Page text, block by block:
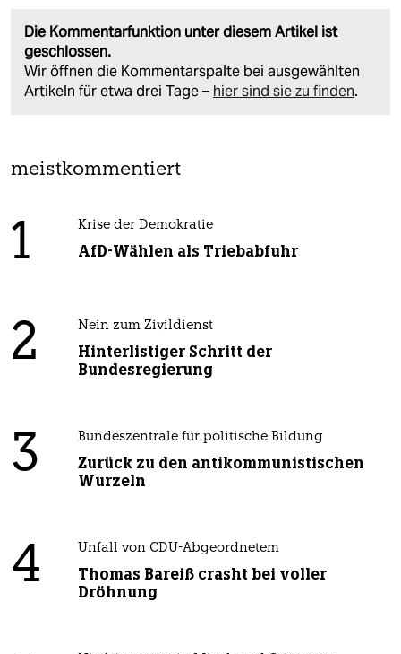
Die Kommentarfunktion unter diesem Artikel ist
geschlossen.
Wir öffnen die Kommentarspalte bei ausgewählten
Artikeln für etwa drei Tage – hier sind sie zu finden.
meistkommentiert
1 Krise der Demokratie
AfD-Wählen als Triebabfuhr
2 Nein zum Zivildienst
Hinterlistiger Schritt der
Bundesregierung
3 Bundeszentrale für politische Bildung
Zurück zu den antikommunistischen
Wurzeln
4 Unfall von CDU-Abgeordnetem
Thomas Bareiß crasht bei voller
Dröhnung